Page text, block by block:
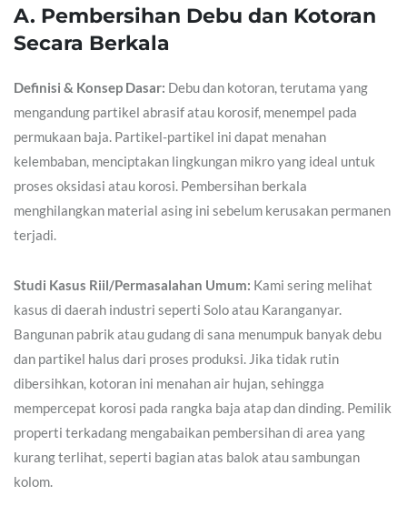
A. Pembersihan Debu dan Kotoran
Secara Berkala
Definisi & Konsep Dasar: Debu dan kotoran, terutama yang
mengandung partikel abrasif atau korosif, menempel pada
permukaan baja. Partikel-partikel ini dapat menahan
kelembaban, menciptakan lingkungan mikro yang ideal untuk
proses oksidasi atau korosi. Pembersihan berkala
menghilangkan material asing ini sebelum kerusakan permanen
terjadi.
Studi Kasus Riil/Permasalahan Umum: Kami sering melihat
kasus di daerah industri seperti Solo atau Karanganyar.
Bangunan pabrik atau gudang di sana menumpuk banyak debu
dan partikel halus dari proses produksi. Jika tidak rutin
dibersihkan, kotoran ini menahan air hujan, sehingga
mempercepat korosi pada rangka baja atap dan dinding. Pemilik
properti terkadang mengabaikan pembersihan di area yang
kurang terlihat, seperti bagian atas balok atau sambungan
kolom.